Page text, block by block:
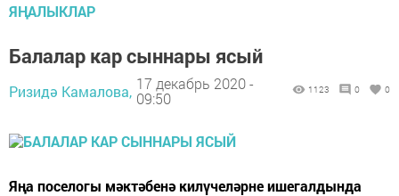
ЯҢАЛЫКЛАР
Балалар кар сыннары ясый
Ризидә Камалова, 17 декабрь 2020 -
09:50
1123 0 0
Яңа поселогы мәктәбенә килүчеләрне ишегалдында